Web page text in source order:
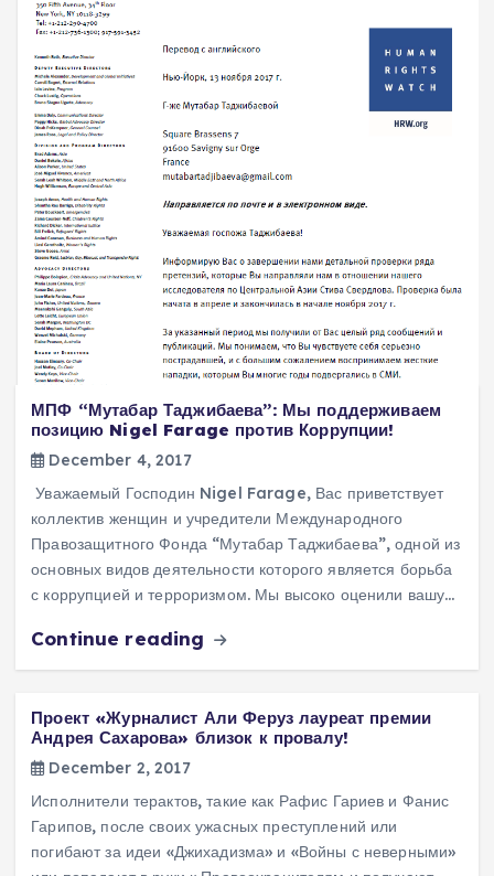
МПФ “Мутабар Таджибаева”: Мы поддерживаем
позицию Nigel Farage против Коррупции!
December 4, 2017
Уважаемый Господин Nigel Farage, Вас приветствует
коллектив женщин и учредители Международного
Правозащитного Фонда “Мутабар Таджибаева”, одной из
основных видов деятельности которого является борьба
с коррупцией и терроризмом. Мы высоко оценили вашу…
Continue reading
Проект «Журналист Али Феруз лауреат премии
Андрея Сахарова» близок к провалу!
December 2, 2017
Исполнители терактов, такие как Рафис Гариев и Фанис
Гарипов, после своих ужасных преступлений или
погибают за идеи «Джихадизма» и «Войны с неверными»